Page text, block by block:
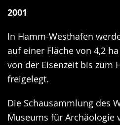
2001
In Hamm-Westhafen
auf einer Fläche von 4,2
von der Eisenzeit bis zum
freigelegt.
Die Schausammlung des
Museums für Archäologie